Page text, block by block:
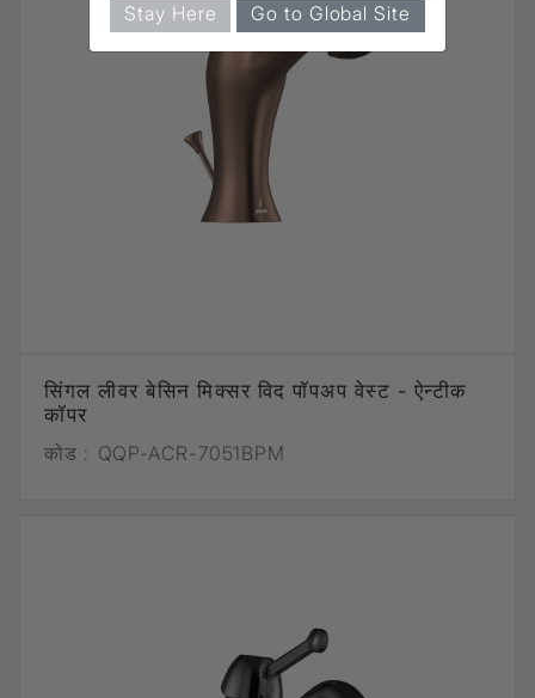
सिंगल लीवर बेसिन मिक्सर विद पॉपअप वेस्ट - ऐन्टीक
कॉपर
कोड : QQP-ACR-7051BPM
Stay Here Go to Global Site